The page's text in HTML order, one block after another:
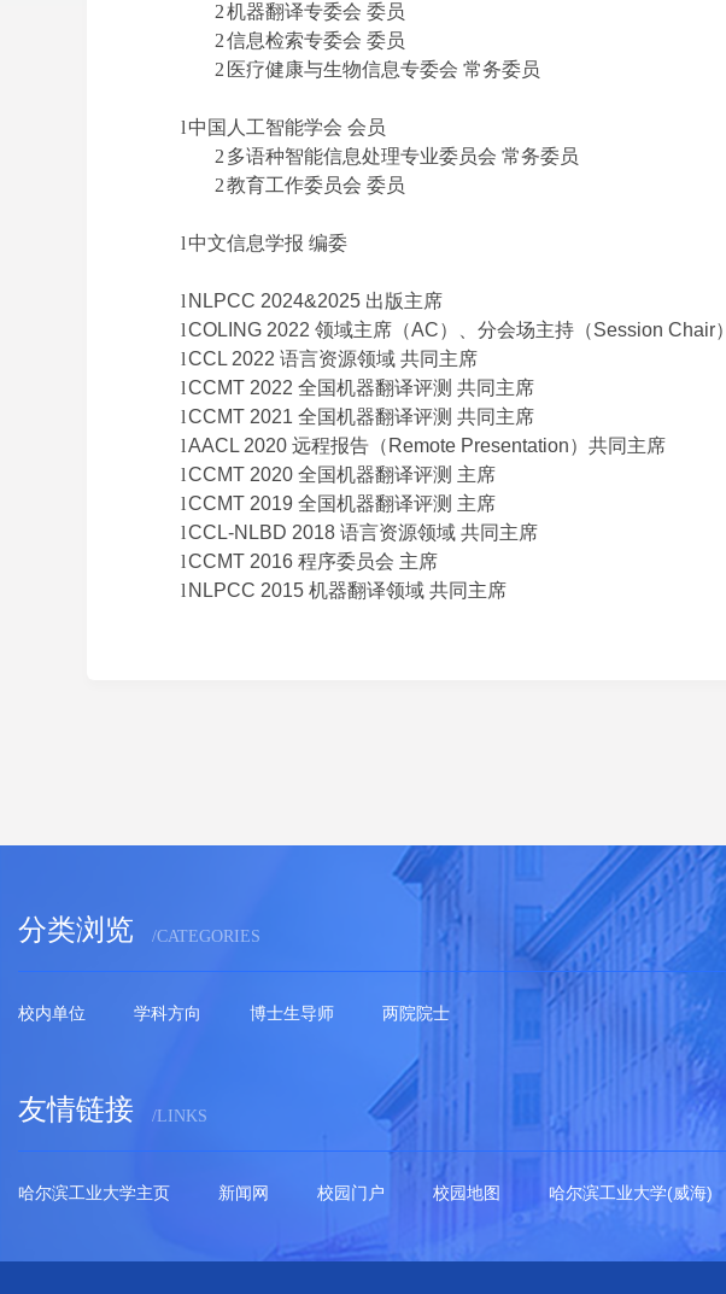
2机器翻译专委会 委员
2信息检索专委会 委员
2 医疗健康与生物信息专委会 常务委员
l 中国人工智能学会 会员
2 多语种智能信息处理专业委员会 常务委员
2教育工作委员会 委员
l 中文信息学报 编委
l NLPCC 2024&2025 出版主席
lCOLING 2022 领域主席（AC）、分会场主持（Session Chair）
lCCL 2022 语言资源领域 共同主席
lCCMT 2022 全国机器翻译评测 共同主席
lCCMT 2021 全国机器翻译评测 共同主席
lAACL 2020 远程报告（Remote Presentation） 共同主席
lCCMT 2020 全国机器翻译评测 主席
lCCMT 2019 全国机器翻译评测 主席
lCCL-NLBD 2018 语言资源领域 共同主席
lCCMT 2016 程序委员会 主席
l NLPCC 2015 机器翻译领域 共同主席
分类浏览 /CATEGORIES
校内单位 学科方向 博士生导师 两院院士
友情链接 /LINKS
哈尔滨工业大学主页 新闻网 校园门户 校园地图 哈尔滨工业大学(威海)